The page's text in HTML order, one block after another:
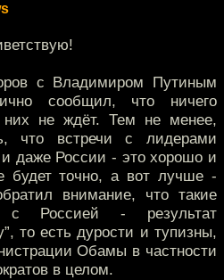
с Владимиром Путиным
сообщил, что ничего
них не ждёт. Тем не менее,
что встречи с лидерами
даже России - это хорошо и
будет точно, а вот лучше -
внимание, что такие
с Россией - результат
то есть дурости и тупизны,
Обамы в частности
в целом.